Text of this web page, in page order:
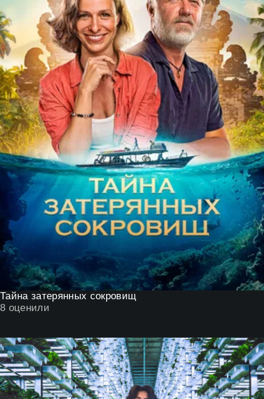
Тайна затерянных сокровищ
8 оценили